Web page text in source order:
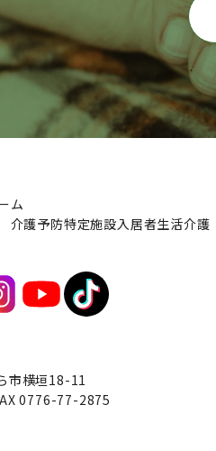
ム
護予防特定施設入居者生活介護
市横垣18-11
0776-77-2875